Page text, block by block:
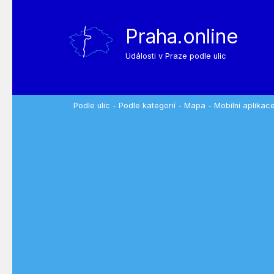
Praha.online
Události v Praze podle ulic
Podle ulic - Podle kategorií - Mapa - Mobilní